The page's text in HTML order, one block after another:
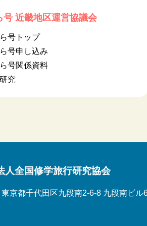
号 近畿地区運営協議会
号トップ
号申し込み
号関係資料
究
人全国修学旅行研究協会
京都千代田区九段南2-6-8 九段南ビル